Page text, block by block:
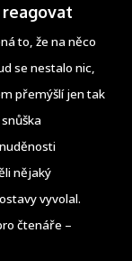
to, že na něco
se nestalo nic,
přemýšlí jen tak
nějaký
vyvolal.
čtenáře –